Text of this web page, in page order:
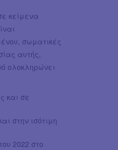
κείμενα
σωματικές
αυτής,
ολοκληρώνει
και σε
στην ισότιμη
2022 στο